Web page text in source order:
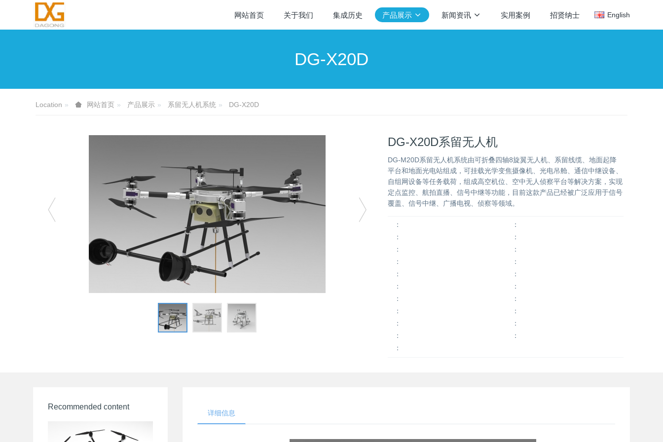
网站首页 关于我们 集成历史 产品展示 新闻资讯 实用案例 招贤纳士 English
DG-X20D
Location 网站首页 产品展示 系留无人机系统 DG-X20D
DG-X20D系留无人机
DG-M20D系留无人机系统由可折叠四轴8旋翼无人机、系留线缆、地面起降
平台和地面光电站组成，可挂载光学变焦摄像机、光电吊舱、通信中继设备、
自组网设备等任务载荷，组成高空机位、空中无人侦察平台等解决方案，实现
定点监控、航拍直播、信号中继等功能，目前这款产品已经被广泛应用于信号
覆盖、信号中继、广播电视、侦察等领域。
：
：
：
：
：
：
：
：
：
：
：
：
：
：
：
：
：
：
：
：
：
详细信息
Recommended content